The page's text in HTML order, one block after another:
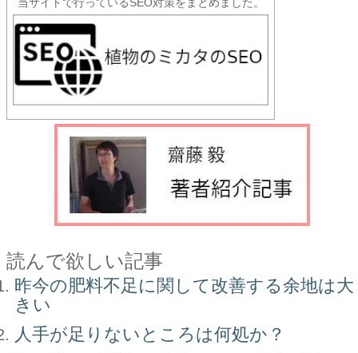
読んで欲しい記事
昨今の肥料不足に関して改善する余地は大
きい
人手が足りないところは何処か？